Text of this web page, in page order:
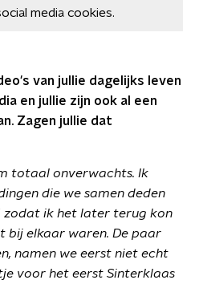
media cookies.
van jullie dagelijks leven
en jullie zijn ook al een
Zagen jullie dat
totaal onverwachts. Ik
die we samen deden
zodat ik het later terug kon
bij elkaar waren. De paar
namen we eerst niet echt
voor het eerst Sinterklaas